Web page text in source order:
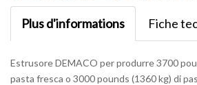
Plus d'informations Fiche
Estrusore DEMACO per produrre 3700
pasta fresca o 3000 pounds (1360 kg) di